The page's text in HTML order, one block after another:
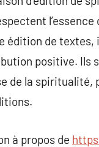
édition de
positive. Ils
de la spiritualité,
à propos de